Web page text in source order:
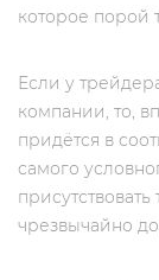
которое порой
Если у
компании, то,
придётся в
самого
чрезвычайно